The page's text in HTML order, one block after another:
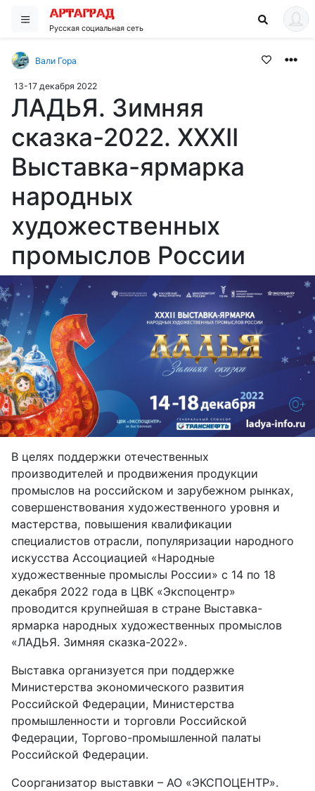
Русская социальная сеть
Вали Гора
13-17 декабря 2022
ЛАДЬЯ. Зимняя
сказка-2022. XXXII
Выставка-ярмарка
народных
художественных
промыслов России
В целях поддержки отечественных
производителей и продвижения продукции
промыслов на российском и зарубежном рынках,
совершенствования художественного уровня и
мастерства, повышения квалификации
специалистов отрасли, популяризации народного
искусства Ассоциацией «Народные
художественные промыслы России» с 14 по 18
декабря 2022 года в ЦВК «Экспоцентр»
проводится крупнейшая в стране Выставка-
ярмарка народных художественных промыслов
«ЛАДЬЯ. Зимняя сказка-2022».
Выставка организуется при поддержке
Министерства экономического развития
Российской Федерации, Министерства
промышленности и торговли Российской
Федерации, Торгово-промышленной палаты
Российской Федерации.
Соорганизатор выставки – АО «ЭКСПОЦЕНТР».